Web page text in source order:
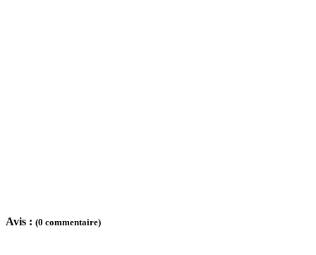
Avis : (0 commentaire)